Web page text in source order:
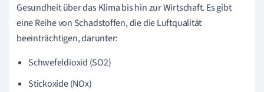
Gesundheit über das Klima bis hin zur Wirtschaft. Es gibt
eine Reihe von Schadstoffen, die die Luftqualität
beeinträchtigen, darunter:
Schwefeldioxid (SO2)
Stickoxide (NOx)